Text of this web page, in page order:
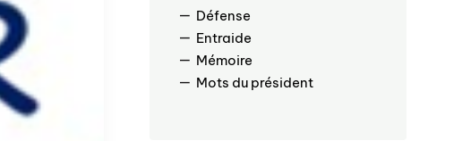
Défense
Entraide
Mémoire
Mots du président